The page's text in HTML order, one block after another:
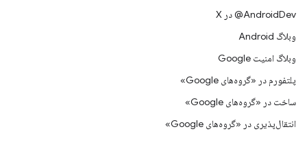
‫‎@AndroidDev در X
وبلاگ Android
وبلاگ امنیت Google
پلتفورم در «گروه‌های Google»
ساخت در «گروه‌های Google»
انتقال‌پذیری در «گروه‌های Google»